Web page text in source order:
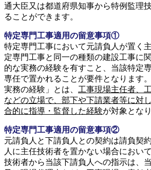
通大臣又は都道府県知事から特例監理
ることができます。
特定専門工事適用の留意事項①
特定専門工事において元請負人が置く
定専門工事と同一の種類の建設工事に
的な実務の経験を有すこと、当該特定
専任で置かれることが要件となります
実務の経験」とは、 工事現場主任者、
などの立場で、部下や下請業者等に対
合的に指導・監督した経験が対象とな
特定専門工事適用の留意事項②
元請負人と下請負人との契約は請負契
人に主任技術者を置かない場合におい
技術者から当該下請負人への指示は、